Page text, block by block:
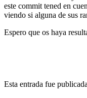
este commit tened en
viendo si alguna de sus
Espero que os haya
Esta entrada fue